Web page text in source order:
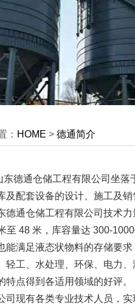
： HOME > 德通简介
通仓储工程有限公司坐落
及配套设备的设计、施工及销
通仓储工程有限公司技术力
至 48 米，库容量达 300-
能满足液态状物料的存储要
轻工、水处理、环保、电力
特点得到各适用领域的好评。
现有各类专业技术人员，实